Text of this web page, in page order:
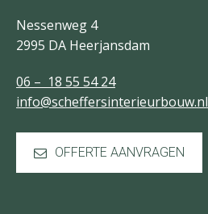
Nessenweg 4
2995 DA Heerjansdam
06 – 18 55 54 24
info@scheffersinterieurbouw.nl
OFFERTE AANVRAGEN